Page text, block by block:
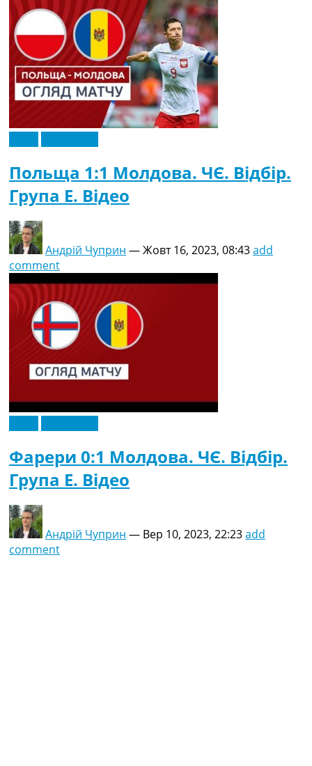
Польща 1:1 Молдова. ЧЄ. Відбір.
Група E. Відео
Андрій Чуприн —Жовт 16, 2023, 08:43add
comment
Фарери 0:1 Молдова. ЧЄ. Відбір.
Група E. Відео
Андрій Чуприн — Вер 10, 2023, 22:23add
comment